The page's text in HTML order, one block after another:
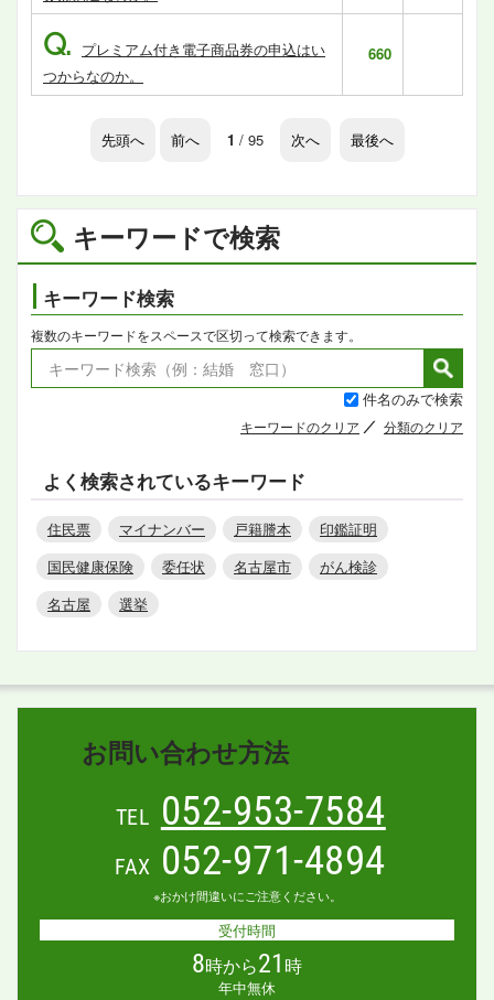
キーワードで検索
キーワード検索
複数のキーワードをスペースで区切って検索できます。
件名のみで検索
キーワードのクリア 分類のクリア
よく検索されているキーワード
住民票 マイナンバー 戸籍謄本
印鑑証明
国民健康保険
委任状 名古屋市
がん検診
名古屋
選挙
Q. プレミアム付き電子商品券の申込はい
つからなのか。
660
先頭へ 前へ 1 / 95 次へ 最後へ
お問い合わせ方法
TEL 052-953-7584
FAX 052-971-4894
※おかけ間違いにご注意ください。
受付時間
8時から21 時
年中無休